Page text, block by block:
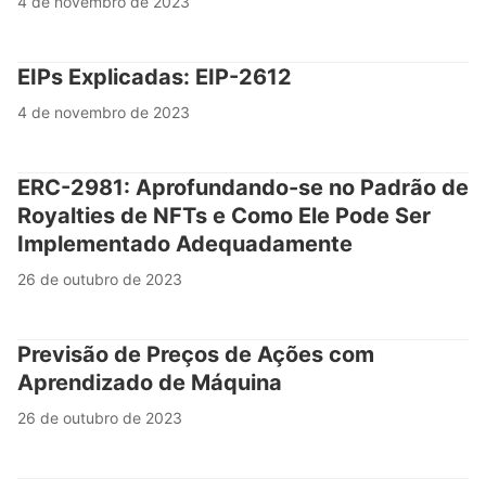
EIPs Explicadas: EIP-2612
4 de novembro de 2023
ERC-2981: Aprofundando-se no Padrão de
Royalties de NFTs e Como Ele Pode Ser
Implementado Adequadamente
26 de outubro de 2023
Previsão de Preços de Ações com
Aprendizado de Máquina
26 de outubro de 2023